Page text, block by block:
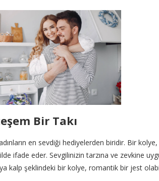
Bir Takı
en sevdiği hediyelerden biridir. Bir
ifade eder. Sevgilinizin tarzına ve zevkine
kalp şeklindeki bir kolye, romantik bir jest